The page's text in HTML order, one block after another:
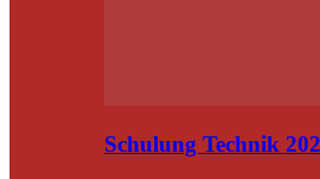
Schulung Technik